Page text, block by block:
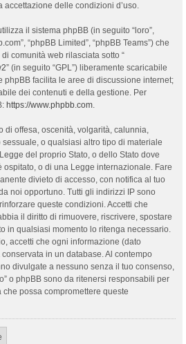
accettazione delle condizioni d’uso.
il sistema phpBB (in seguito “loro”,
“phpBB Limited”, “phpBB Teams”) che
comunità web rilasciata sotto “
” (in seguito “GPL”) liberamente scaricabile
phpBB facilita le aree di discussione internet;
dei contenuti e della gestione. Per
https://www.phpbb.com.
di offesa, oscenità, volgarità, calunnia,
o qualsiasi altro tipo di materiale
del proprio Stato, o dello Stato dove
ospitato, o di una Legge internazionale. Fare
divieto di accesso, con notifica al tuo
noi opportuno. Tutti gli indirizzi IP sono
queste condizioni. Accetti che
il diritto di rimuovere, riscrivere, spostare
in qualsiasi momento lo ritenga necessario.
accetti che ogni informazione (dato
in un database. Al contempo
divulgate a nessuno senza il tuo consenso,
o phpBB sono da ritenersi responsabili per
possa compromettere queste